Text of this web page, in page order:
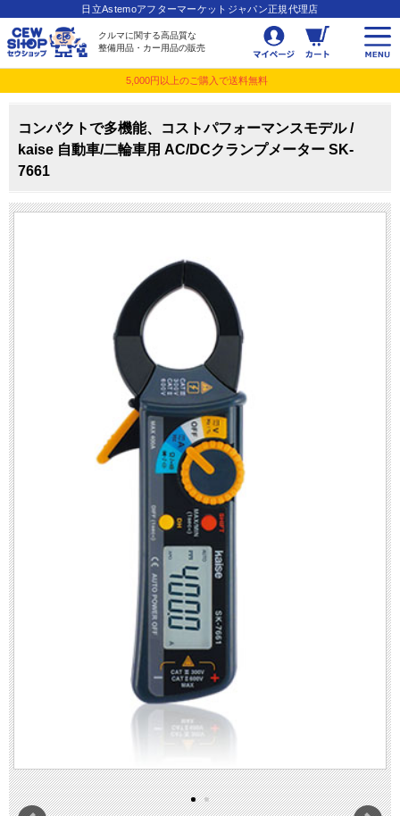
日立Astemoアフターマーケットジャパン正規代理店
クルマに関する高品質な
整備用品・カー用品の販売
5,000円以上のご購入で送料無料
コンパクトで多機能、コストパフォーマンスモデル /
kaise 自動車/二輪車用 AC/DCクランプメーター SK-
7661